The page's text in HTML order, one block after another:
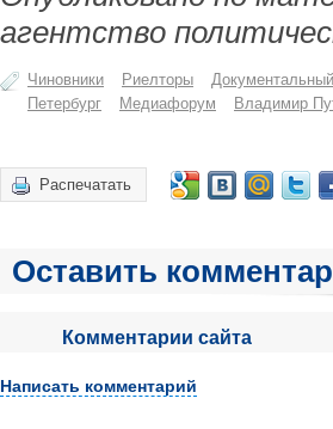
агентство
Чиновники Риелторы
Петербург
Медиафорум Владимир
Распечатать
Оставить
Комментарии сайта
Написать комментарий